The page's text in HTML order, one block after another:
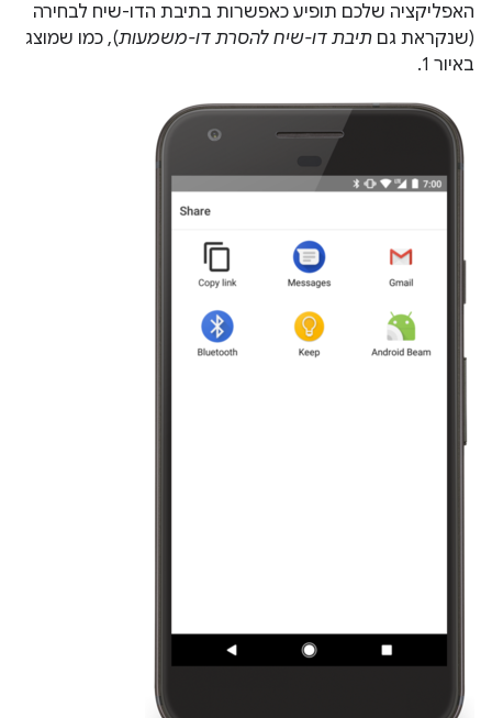
האפליקציה שלכם תופיע כאפשרות בתיבת הדו-שיח לבחירה
(שנקראת גם תיבת דו-שיח להסרת דו-משמעות), כמו שמוצג
באיור 1.